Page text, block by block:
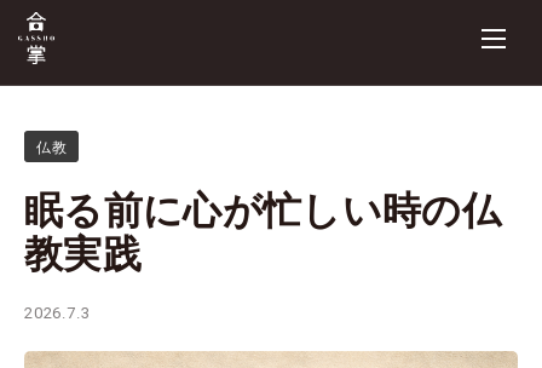
仏教
眠る前に心が忙しい時の仏
教実践
2026.7.3